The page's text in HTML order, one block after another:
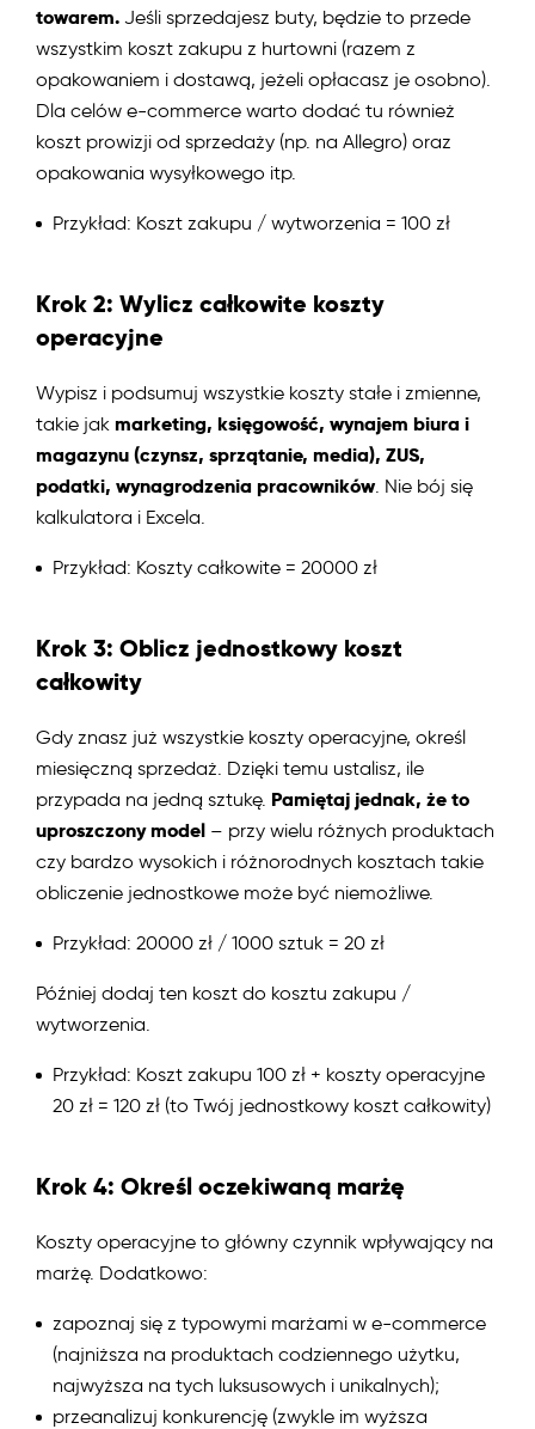
towarem. Jeśli sprzedajesz buty, będzie to przede
wszystkim koszt zakupu z hurtowni (razem z
opakowaniem i dostawą, jeżeli opłacasz je osobno).
Dla celów e-commerce warto dodać tu również
koszt prowizji od sprzedaży (np. na Allegro) oraz
opakowania wysyłkowego itp.
Przykład: Koszt zakupu / wytworzenia = 100 zł
Krok 2: Wylicz całkowite koszty
operacyjne
Wypisz i podsumuj wszystkie koszty stałe i zmienne,
takie jak marketing, księgowość, wynajem biura i
magazynu (czynsz, sprzątanie, media), ZUS,
podatki, wynagrodzenia pracowników. Nie bój się
kalkulatora i Excela.
Przykład: Koszty całkowite = 20000 zł
Krok 3: Oblicz jednostkowy koszt
całkowity
Gdy znasz już wszystkie koszty operacyjne, określ
miesięczną sprzedaż. Dzięki temu ustalisz, ile
przypada na jedną sztukę. Pamiętaj jednak, że to
uproszczony model – przy wielu różnych produktach
czy bardzo wysokich i różnorodnych kosztach takie
obliczenie jednostkowe może być niemożliwe.
Przykład: 20000 zł / 1000 sztuk = 20 zł
Później dodaj ten koszt do kosztu zakupu /
wytworzenia.
Przykład: Koszt zakupu 100 zł + koszty operacyjne
20 zł = 120 zł (to Twój jednostkowy koszt całkowity)
Krok 4: Określ oczekiwaną marżę
Koszty operacyjne to główny czynnik wpływający na
marżę. Dodatkowo:
zapoznaj się z typowymi marżami w e-commerce
(najniższa na produktach codziennego użytku,
najwyższa na tych luksusowych i unikalnych);
przeanalizuj konkurencję (zwykle im wyższa